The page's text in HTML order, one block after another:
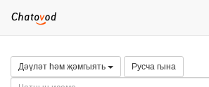
Дәүләт һәм җәмгыять Русча гына